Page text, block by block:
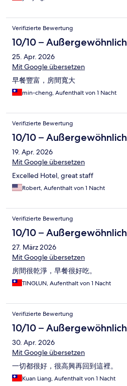
Verifizierte Bewertung
10/10 – Außergewöhnlich
25. Apr. 2026
Mit Google übersetzen
早餐豐富，房間寬大
min-cheng, Aufenthalt von 1 Nacht
Verifizierte Bewertung
10/10 – Außergewöhnlich
19. Apr. 2026
Mit Google übersetzen
Excelled Hotel, great staff
Robert, Aufenthalt von 1 Nacht
Verifizierte Bewertung
10/10 – Außergewöhnlich
27. März 2026
Mit Google übersetzen
房間很乾淨，早餐很好吃。
TINGLUN, Aufenthalt von 1 Nacht
Verifizierte Bewertung
10/10 – Außergewöhnlich
30. Apr. 2026
Mit Google übersetzen
一切都很好，很高興再回到這裡。
Kuan Liang, Aufenthalt von 1 Nacht